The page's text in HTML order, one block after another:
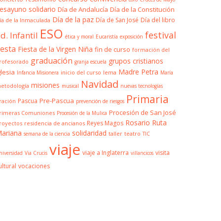
solidario Día de Andalucía Día de la Constitución
de la Inmaculada Día de la paz Día de San José Día del libro
Infantil ESO ética y moral Eucaristía exposición festival
Fiesta de la Virgen Niña fin de curso formación del
graduación granja escuela grupos cristianos
Infancia Misionera inicio del curso lema Madre Petra María
misiones musical Navidad nuevas tecnologías
Pascua Pre-Pascua prevención de riesgos Primaria
Comuniones Procesión de la Mulica Procesión de San José
residencia de ancianos Reyes Magos Rosario Ruta
semana de la ciencia solidaridad taller teatro TIC
Via Crucis viaje viaje a Inglaterra villancicos visita
vocaciones